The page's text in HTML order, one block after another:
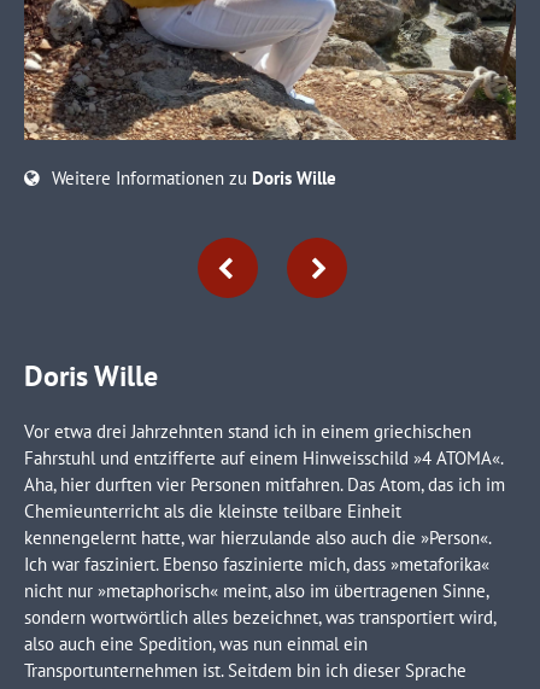
We offer support for our customers
Mon - Fri 8:00am - 5:00pm(GMT +1)
Get in touch
376-293 City Road, Suite 600
Have any questions?
+44 1234 567 890
info@yourdomain.com
About us
Lorem ipsum dolor sit amet, consectetuer adipiscing elit.
Aenean commodo ligula eget dolor. Aenean massa. Cum
sociis natoque penatibus et magnis dis parturient montes,
nascetur ridiculus mus. Donec quam felis, ultricies nec.
Weitere Informationen zu Doris Wille
Doris Wille
Vor etwa drei Jahrzehnten stand ich in einem griechischen
Fahrstuhl und entzifferte auf einem Hinweisschild »4 ATOMA«.
Aha, hier durften vier Personen mitfahren. Das Atom, das ich im
Chemieunterricht als die kleinste teilbare Einheit
kennengelernt hatte, war hierzulande also auch die »Person«.
Ich war fasziniert. Ebenso faszinierte mich, dass »metaforika«
nicht nur »metaphorisch« meint, also im übertragenen Sinne,
sondern wortwörtlich alles bezeichnet, was transportiert wird,
also auch eine Spedition, was nun einmal ein
Transportunternehmen ist. Seitdem bin ich dieser Sprache